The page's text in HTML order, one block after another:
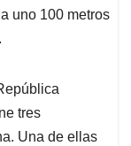
uno 100 metros
tres
Una de ellas